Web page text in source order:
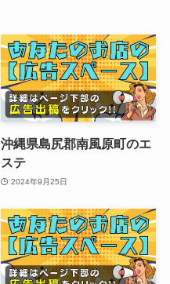
沖縄県島尻郡南風原町のエ
ステ
2024年9月25日